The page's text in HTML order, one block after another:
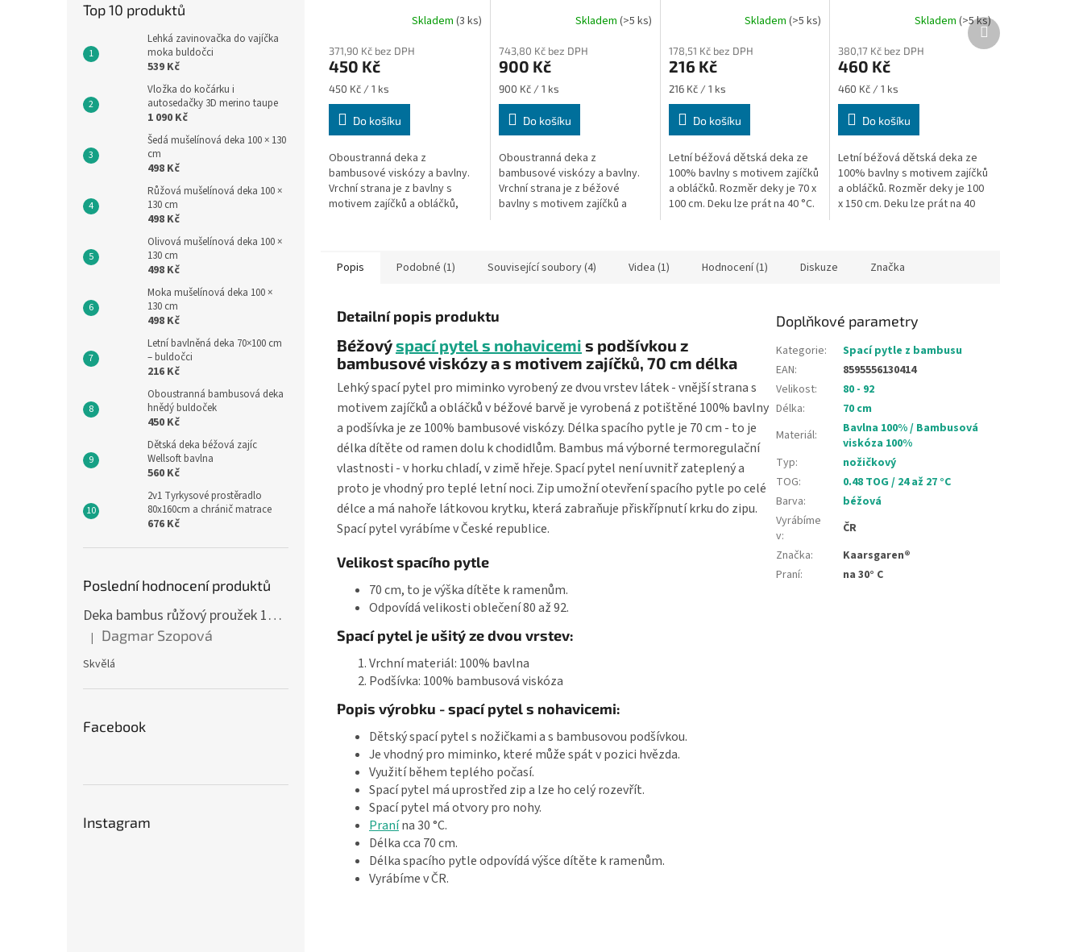
Top 10 produktů
Lehká zavinovačka do vajíčka
moka buldočci
539 Kč
Vložka do kočárku i
autosedačky 3D merino taupe
1 090 Kč
Šedá mušelínová deka 100 × 130
cm
498 Kč
Růžová mušelínová deka 100 ×
130 cm
498 Kč
Olivová mušelínová deka 100 ×
130 cm
498 Kč
Moka mušelínová deka 100 ×
130 cm
498 Kč
Letní bavlněná deka 70×100 cm
– buldočci
216 Kč
Oboustranná bambusová deka
hnědý buldoček
450 Kč
Dětská deka béžová zajíc
Wellsoft bavlna
560 Kč
2v1 Tyrkysové prostěradlo
80x160cm a chránič matrace
676 Kč
Poslední hodnocení produktů
Deka bambus růžový proužek 160 x 200 cm
Hodnocení produktu je 5 z 5 hvězdiček.
| Dagmar Szopová
Skvělá
Facebook
Instagram
Skladem (3 ks)
371,90 Kč bez DPH
450 Kč
Měrná
cena:
450 Kč / 1 ks
Do košíku
Oboustranná deka z
bambusové viskózy a bavlny.
Vrchní strana je z bavlny s
motivem zajíčků a obláčků,
Skladem (>5 ks)
743,80 Kč bez DPH
900 Kč
Měrná
cena:
900 Kč / 1 ks
Do košíku
Oboustranná deka z
bambusové viskózy a bavlny.
Vrchní strana je z béžové
bavlny s motivem zajíčků a
Skladem(>5 ks)
178,51 Kč bez DPH
216 Kč
Měrná
cena:
216 Kč / 1 ks
Do košíku
Letní béžová dětská deka ze
100% bavlny s motivem zajíčků
a obláčků. Rozměr deky je 70 x
100 cm. Deku lze prát na 40 °C.
Skladem (>5 ks)
380,17 Kč bez DPH
460 Kč
Měrná
cena:
460 Kč / 1 ks
Do košíku
Letní béžová dětská deka ze
100% bavlny s motivem zajíčků
a obláčků. Rozměr deky je 100
x 150 cm. Deku lze prát na 40
Další
produkt
Popis Podobné (1) Související soubory (4) Videa (1) Hodnocení (1) Diskuze Značka
Detailní popis produktu
Béžovýspací pytel s nohavicemi s podšívkou z
bambusové viskózy a s motivem zajíčků, 70 cm délka
Lehký spací pytel pro miminko vyrobený ze dvou vrstev látek - vnější strana s
motivem zajíčků a obláčků v béžové barvě je vyrobená z potištěné 100% bavlny
a podšívka je ze 100% bambusové viskózy. Délka spacího pytle je 70 cm - to je
délka dítěte od ramen dolu k chodidlům. Bambus má výborné termoregulační
vlastnosti - v horku chladí, v zimě hřeje. Spací pytel není uvnitř zateplený a
proto je vhodný pro teplé letní noci. Zip umožní otevření spacího pytle po celé
délce a má nahoře látkovou krytku, která zabraňuje přiskřípnutí krku do zipu.
Spací pytel vyrábíme v České republice.
Velikost spacího pytle
70 cm, to je výška dítěte k ramenům.
Odpovídá velikosti oblečení 80 až 92.
Spací pytel je ušitý ze dvou vrstev:
Vrchní materiál: 100% bavlna
Podšívka: 100% bambusová viskóza
Popis výrobku - spací pytel s nohavicemi:
Dětský spací pytel s nožičkami a s bambusovou podšívkou.
Je vhodný pro miminko, které může spát v pozici hvězda.
Využití během teplého počasí.
Spací pytel má uprostřed zip a lze ho celý rozevřít.
Spací pytel má otvory pro nohy.
Pranína 30 °C.
Délka cca 70 cm.
Délka spacího pytle odpovídá výšce dítěte k ramenům.
Vyrábíme v ČR.
Doplňkové parametry
Kategorie:
Spací pytle z bambusu
EAN:
8595556130414
Velikost:
80 - 92
Délka:
70 cm
Materiál:
Bavlna 100% / Bambusová
viskóza 100%
Typ:
nožičkový
TOG:
0.48 TOG / 24 až 27 °C
Barva:
béžová
Vyrábíme
v:
ČR
Značka:
Kaarsgaren®
Praní: na 30° C